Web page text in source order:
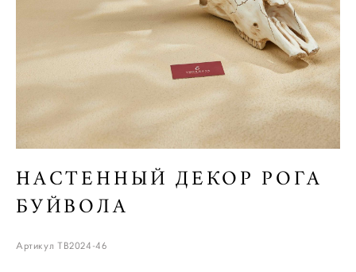
НАСТЕННЫЙ ДЕКОР РОГА
БУЙВОЛА
Артикул ТВ2024-46